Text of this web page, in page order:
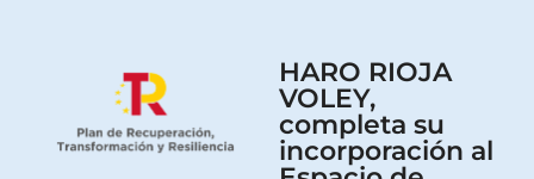
HARO RIOJA
VOLEY,
completa su
incorporación al